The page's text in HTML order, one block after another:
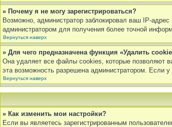
» Почему я не могу зарегистрироваться?
Возможно, администратор заблокировал ваш IP-
администратором для получения более точной
Вернуться наверх
» Для чего предназначена функция «Удалить
Она удаляет все файлы cookies, которые позволяют
эта возможность разрешена администратором.
Вернуться наверх
» Как изменить мои настройки?
Если вы являетесь зарегистрированным